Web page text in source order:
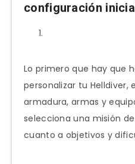
configuración
Lo primero que hay que
personalizar tu Helldiver,
armadura, armas y
selecciona una misión
cuanto a objetivos y